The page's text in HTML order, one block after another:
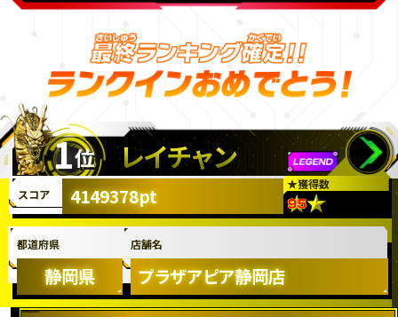
1位 レイチャン
★獲得数
スコア 4149378pt
都道府県
静岡県
店舗名
プラザアピア静岡店